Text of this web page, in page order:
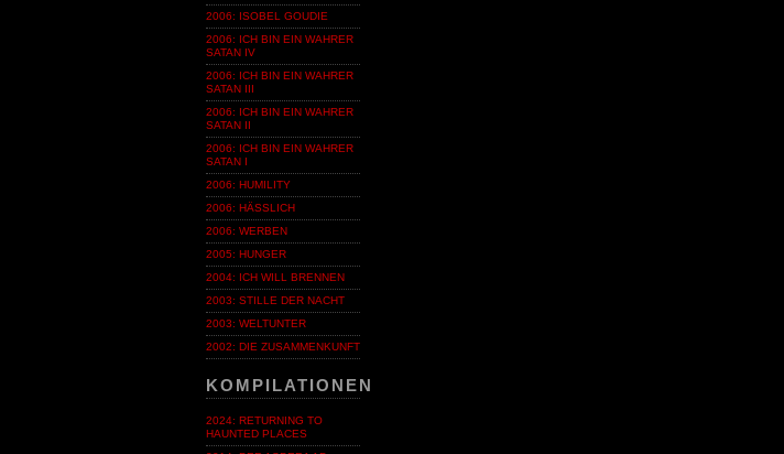
2006: ISOBEL GOUDIE
2006: ICH BIN EIN WAHRER
SATAN IV
2006: ICH BIN EIN WAHRER
SATAN III
2006: ICH BIN EIN WAHRER
SATAN II
2006: ICH BIN EIN WAHRER
SATAN I
2006: HUMILITY
2006: HÄSSLICH
2006: WERBEN
2005: HUNGER
2004: ICH WILL BRENNEN
2003: STILLE DER NACHT
2003: WELTUNTER
2002: DIE ZUSAMMENKUNFT
KOMPILATIONEN
2024: RETURNING TO
HAUNTED PLACES